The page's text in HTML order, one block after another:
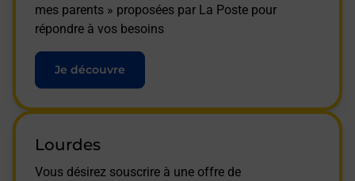
mes parents » proposées par La Poste pour
répondre à vos besoins
Je découvre
Lourdes
Vous désirez souscrire à une offre de